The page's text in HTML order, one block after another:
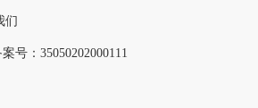
们
号：35050202000111